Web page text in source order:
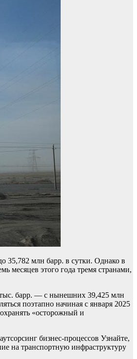
35,782 млн барр. в сутки. Однако в
месяцев этого года тремя странами,
барр. — с нынешних 39,425 млн
поэтапно начиная с января 2025
«осторожный и
бизнес-процессов Узнайте,
на транспортную инфраструктуру